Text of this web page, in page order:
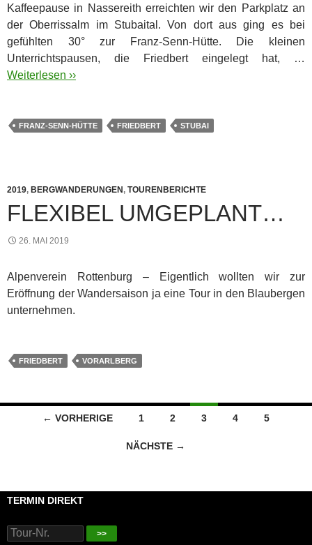
Kaffeepause in Nassereith erreichten wir den Parkplatz an
der Oberrissalm im Stubaital.Von dort aus ging es bei
gefühlten 30° zur Franz-Senn-Hütte. Die kleinen
Unterrichtspausen, die Friedbert eingelegt hat, …
Weiterlesen ››
FRANZ-SENN-HÜTTE FRIEDBERT STUBAI
2019, BERGWANDERUNGEN, TOURENBERICHTE
FLEXIBEL UMGEPLANT…
26. MAI 2019
Alpenverein Rottenburg – Eigentlich wollten wir zur
Eröffnung der Wandersaison ja eine Tour in den Blaubergen
unternehmen.
FRIEDBERT VORARLBERG
Beitragsnavigation
← VORHERIGE 1 2 3 4 5
NÄCHSTE →
TERMIN DIREKT
>>